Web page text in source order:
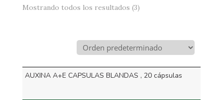
Mostrando todos los resultados (3)
AUXINA A+E CAPSULAS BLANDAS , 20 cápsulas